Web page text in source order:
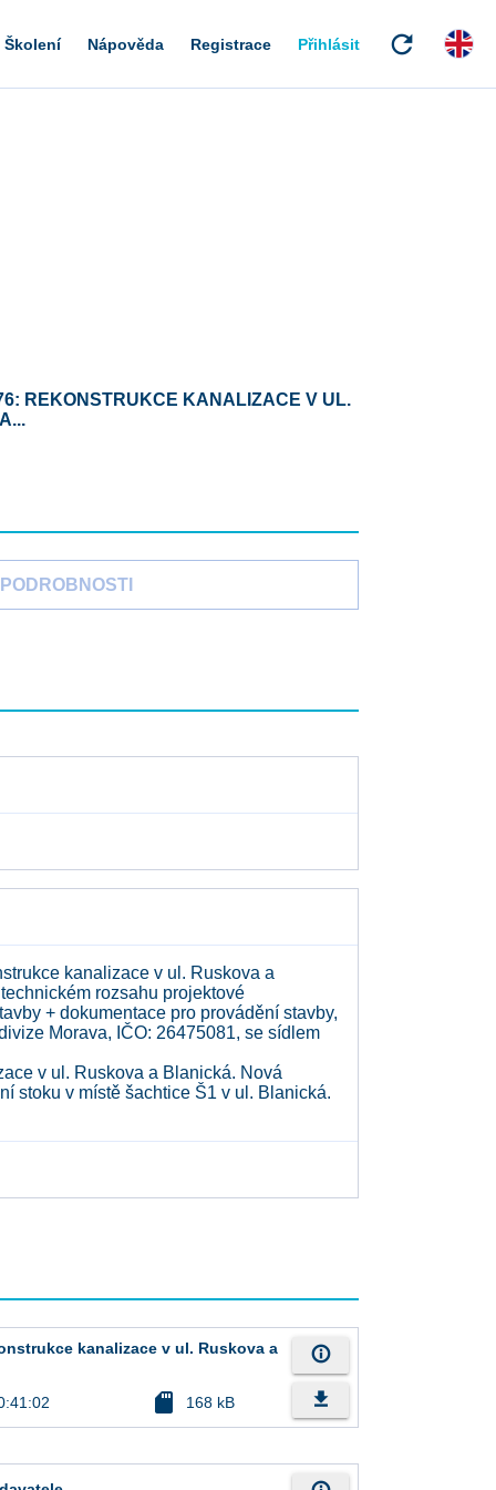
Školení Nápověda Registrace Přihlásit refresh
REKONSTRUKCE KANALIZACE V UL.
PODROBNOSTI
kanalizace v ul. Ruskova a
rozsahu projektové
+ dokumentace pro provádění stavby,
Morava, IČO: 26475081, se sídlem
v ul. Ruskova a Blanická. Nová
stoku v místě šachtice Š1 v ul. Blanická.
kanalizace v ul. Ruskova a
sd_card 168 kB
info_outline
file_download